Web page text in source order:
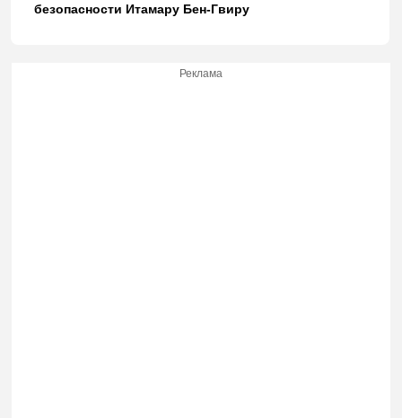
безопасности Итамару Бен-Гвиру
Реклама